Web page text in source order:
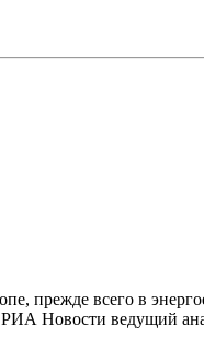
прежде всего в
Новости ведущий